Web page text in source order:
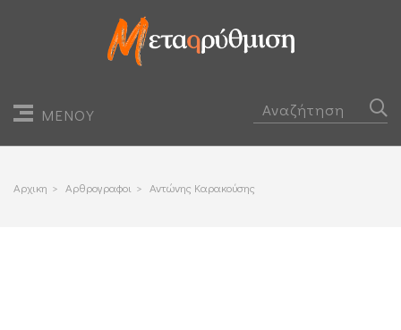
ΜΕΝΟΥ
Αρχικη > Αρθρογραφοι > Αντώνης Καρακούσης